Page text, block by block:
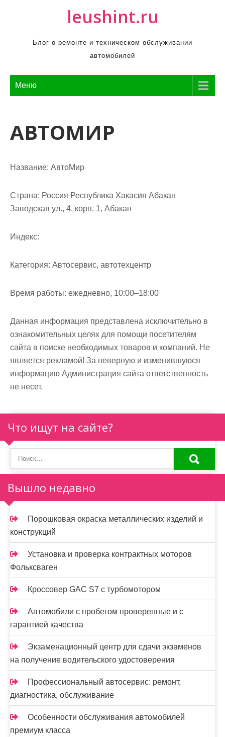
leushint.ru
Блог о ремонте и техническом обслуживании
автомобилей
Меню
АВТОМИР
Название: АвтоМир
Страна: Россия Республика Хакасия Абакан
Заводская ул., 4, корп. 1, Абакан
Индекс:
Категория: Автосервис, автотехцентр
Время работы: ежедневно, 10:00–18:00
Данная информация представлена исключительно в
ознакомительных целях для помощи посетителям
сайта в поиске необходимых товаров и компаний. Не
является рекламой! За неверную и изменившуюся
информацию Администрация сайта ответственность
не несет.
Что ищут на сайте?
Вышло недавно
Порошковая окраска металлических изделий и
конструкций
Установка и проверка контрактных моторов
Фольксваген
Кроссовер GAC S7 с турбомотором
Автомобили с пробегом проверенные и с
гарантией качества
Экзаменационный центр для сдачи экзаменов
на получение водительского удостоверения
Профессиональный автосервис: ремонт,
диагностика, обслуживание
Особенности обслуживания автомобилей
премиум класса